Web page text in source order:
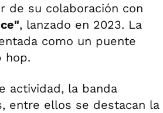
de su colaboración con
, lanzado en 2023. La
como un puente
hop.
actividad, la banda
entre ellos se destacan la